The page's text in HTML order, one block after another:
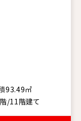
93.49㎡
/11階建て